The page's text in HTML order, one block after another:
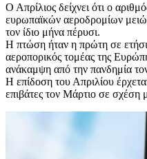
Ο Απρίλιος δείχνει ότι ο
ευρωπαϊκών αεροδρομίων
τον ίδιο μήνα πέρυσι.
Η πτώση ήταν η πρώτη σε
αεροπορικός τομέας της
ανάκαμψη από την πανδημία
Η επίδοση του Απριλίου
επιβάτες τον Μάρτιο σε σχέση